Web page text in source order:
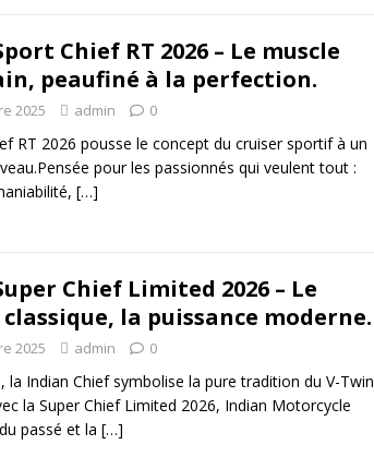
Chief RT 2026 – Le muscle
peaufiné à la perfection.
2025 admin 0
RT 2026 pousse le concept du cruiser sportif à un
pour les passionnés qui veulent tout :
[…]
Chief Limited 2026 – Le
la puissance moderne.
2025 admin 0
la Indian Chief symbolise la pure tradition du V-Twin
la Super Chief Limited 2026, Indian Motorcycle
passé et la […]